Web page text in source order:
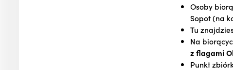
Osoby
Sopot (na
Tu
Na
z flagami
Punkt